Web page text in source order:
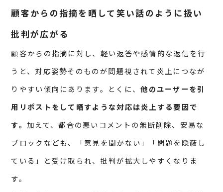
顧客からの指摘を晒して笑い話のように扱い
批判が広がる
顧客からの指摘に対し、軽い返答や感情的な返信を行
うと、対応姿勢そのものが問題視されて炎上につなが
りやすい傾向にあります。とくに、他のユーザーを引
用リポストをして晒すような対応は炎上する要因で
す。 加えて、都合の悪いコメントの無断削除、安易な
ブロックなども、「意見を聞かない」「問題を隠蔽し
ている」と受け取られ、批判が拡大しやすくなりま
す。